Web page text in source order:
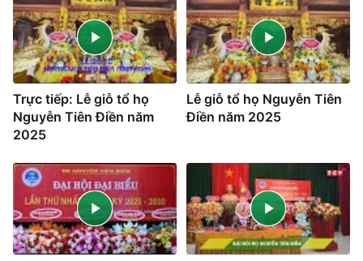
Trực tiếp: Lễ giỗ tổ họ
Nguyễn Tiên Điền năm
2025
Lễ giỗ tổ họ Nguyễn Tiên
Điền năm 2025